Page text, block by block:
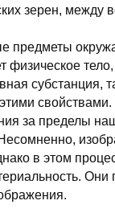
зерен, между
предметы
физическое
субстанция,
за пределы
в этом